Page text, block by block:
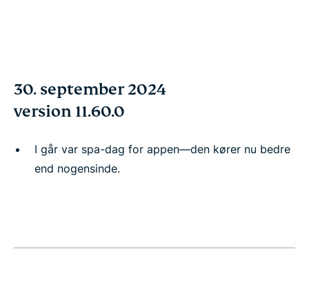
30. september 2024
version 11.60.0
I går var spa-dag for appen—den kører nu bedre
end nogensinde.